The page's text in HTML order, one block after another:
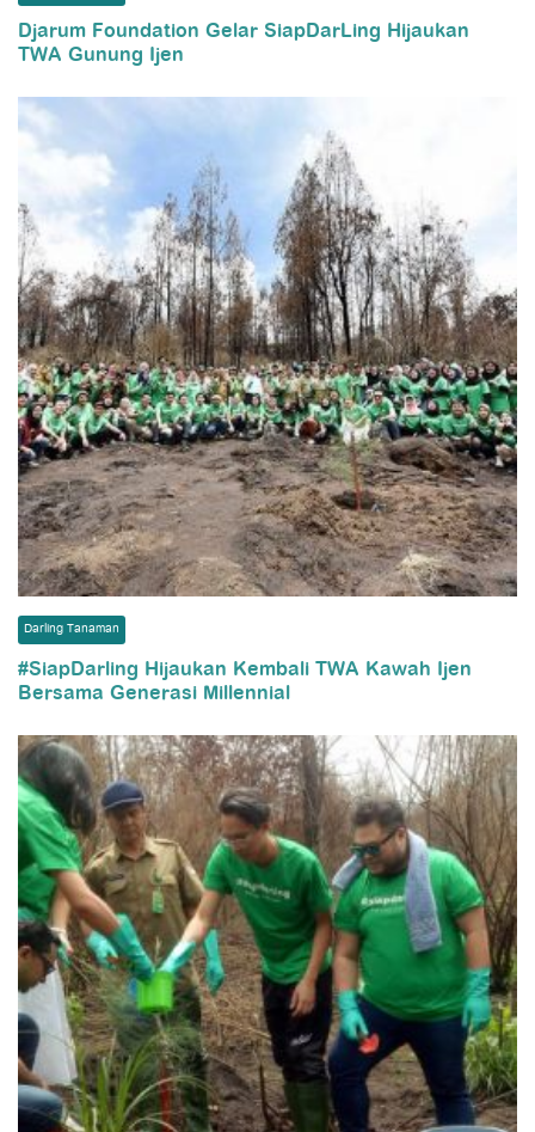
Djarum Foundation Gelar SiapDarLing Hijaukan
TWA Gunung Ijen
Darling Tanaman
#SiapDarling Hijaukan Kembali TWA Kawah Ijen
Bersama Generasi Millennial